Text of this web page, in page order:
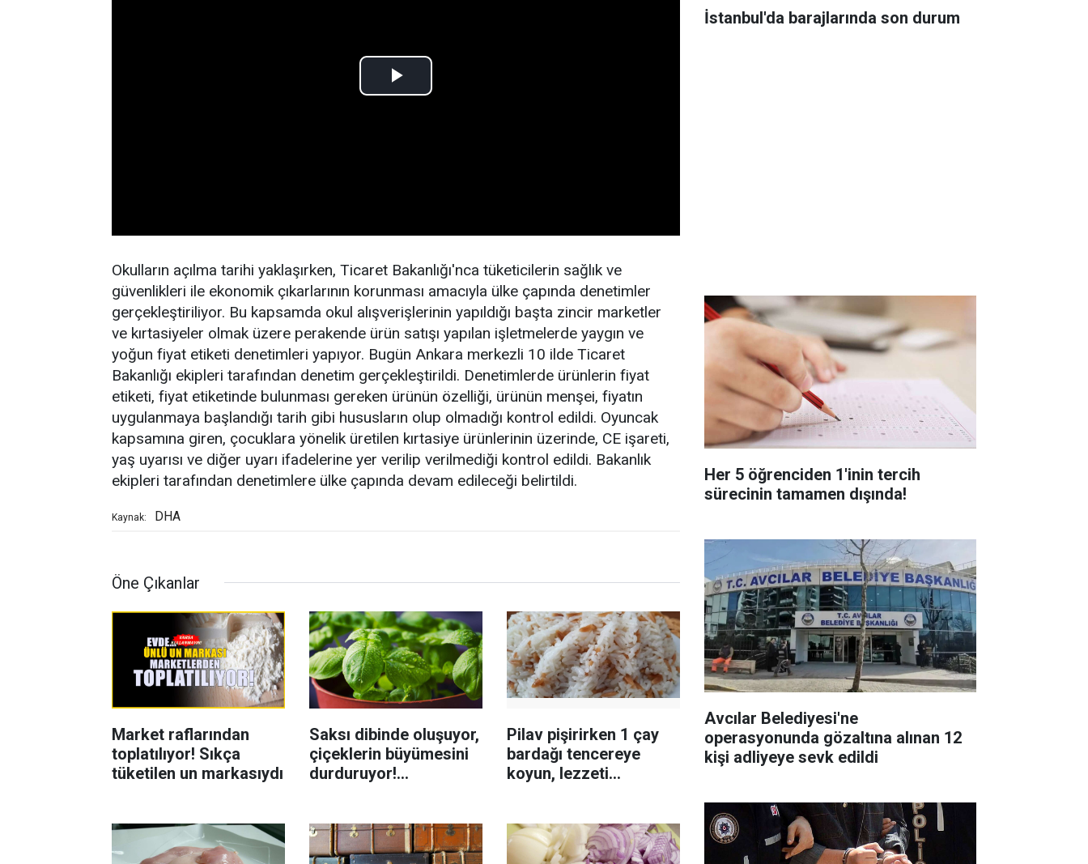
Okulların açılma tarihi yaklaşırken, Ticaret Bakanlığı'nca tüketicilerin sağlık ve
güvenlikleri ile ekonomik çıkarlarının korunması amacıyla ülke çapında denetimler
gerçekleştiriliyor. Bu kapsamda okul alışverişlerinin yapıldığı başta zincir marketler
ve kırtasiyeler olmak üzere perakende ürün satışı yapılan işletmelerde yaygın ve
yoğun fiyat etiketi denetimleri yapıyor. Bugün Ankara merkezli 10 ilde Ticaret
Bakanlığı ekipleri tarafından denetim gerçekleştirildi. Denetimlerde ürünlerin fiyat
etiketi, fiyat etiketinde bulunması gereken ürünün özelliği, ürünün menşei, fiyatın
uygulanmaya başlandığı tarih gibi hususların olup olmadığı kontrol edildi. Oyuncak
kapsamına giren, çocuklara yönelik üretilen kırtasiye ürünlerinin üzerinde, CE işareti,
yaş uyarısı ve diğer uyarı ifadelerine yer verilip verilmediği kontrol edildi. Bakanlık
ekipleri tarafından denetimlere ülke çapında devam edileceği belirtildi.
Kaynak: DHA
Öne Çıkanlar
Market raflarından
toplatılıyor! Sıkça
tüketilen un markasıydı
Saksı dibinde oluşuyor,
çiçeklerin büyümesini
durduruyor!
Pilav pişirirken 1 çay
bardağı tencereye
koyun, lezzeti
İstanbul'da barajlarında son durum
Her 5 öğrenciden 1'inin tercih
sürecinin tamamen dışında!
Avcılar Belediyesi'ne
operasyonunda gözaltına alınan 12
kişi adliyeye sevk edildi